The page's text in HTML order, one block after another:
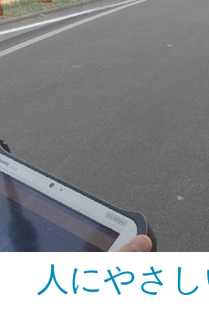
人にやさ